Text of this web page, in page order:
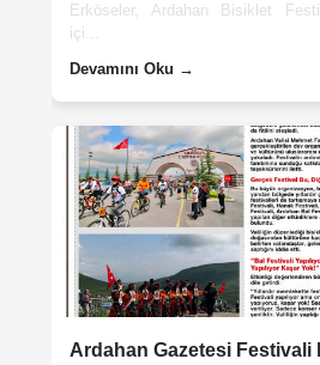
Erköseler, Ardahan Bisiklet
içi...
Devamını Oku →
Ardahan Gazetesi Festivali